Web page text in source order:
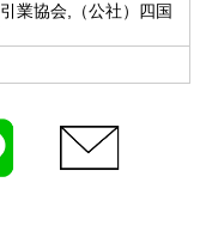
業協会,（公社）四国